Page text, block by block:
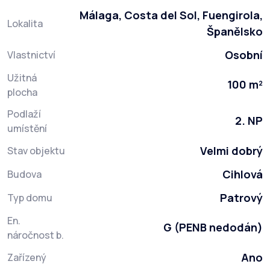
Lokalita
Málaga, Costa del Sol, Fuengirola,
Španělsko
Vlastnictví Osobní
Užitná
plocha
100 m²
Podlaží
umístění
2. NP
Stav objektu Velmi dobrý
Budova Cihlová
Typ domu Patrový
En.
náročnost b.
G (PENB nedodán)
Zařízený Ano